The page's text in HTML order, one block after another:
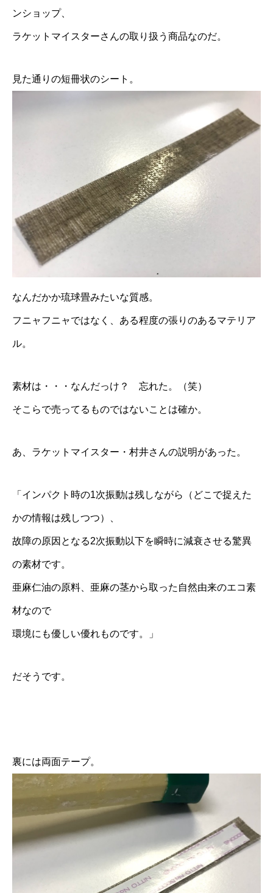
ンショップ、
ラケットマイスターさんの取り扱う商品なのだ。
見た通りの短冊状のシート。
なんだかか琉球畳みたいな質感。
フニャフニャではなく、ある程度の張りのあるマテリア
ル。
素材は・・・なんだっけ？ 忘れた。（笑）
そこらで売ってるものではないことは確か。
あ、ラケットマイスター・村井さんの説明があった。
「インパクト時の1次振動は残しながら（どこで捉えた
かの情報は残しつつ）、
故障の原因となる2次振動以下を瞬時に減衰させる驚異
の素材です。
亜麻仁油の原料、亜麻の茎から取った自然由来のエコ素
材なので
環境にも優しい優れものです。」
だそうです。
裏には両面テープ。